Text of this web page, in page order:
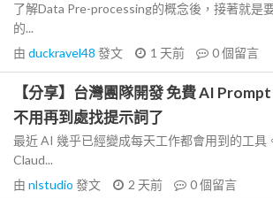
了解Data Pre-processing的概念後，接著就是
的...
由 duckravel48 發文 1 天前 0個留言
【分享】台灣團隊開發 免費 AI
不用再到處找提示詞了
最近 AI 幾乎已經變成每天工作都會用到的工具
Claud...
由 nlstudio 發文 2 天前 0個留言